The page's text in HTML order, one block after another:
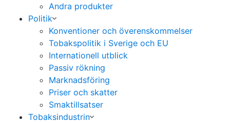
Andra produkter
Politik
Konventioner och överenskommelser
Tobakspolitik i Sverige och EU
Internationell utblick
Passiv rökning
Marknadsföring
Priser och skatter
Smaktillsatser
Tobaksindustrin